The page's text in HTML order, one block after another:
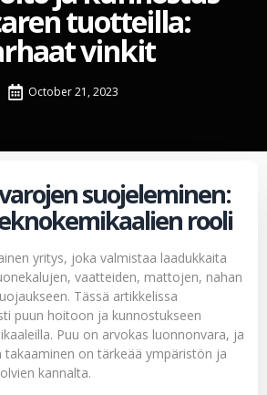
tuotteilla:
vinkit
October 21, 2023
suojeleminen:
rooli
yritys, joka valmistaa laadukkaita
vaatteiden, mattojen, nahan
Tässä artikkelissa
puun hoitoon ja kunnostukseen
Puu on arvokas luonnonvara, ja
takaaminen on tärkeää ympäristön ja
kannalta.